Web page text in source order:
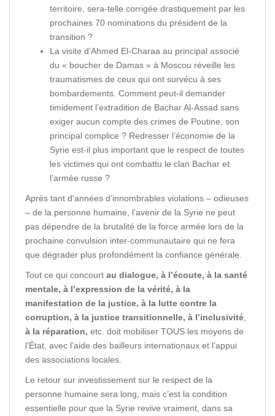
territoire, sera-telle corrigée drastiquement par les
prochaines 70 nominations du président de la
transition ?
La visite d’Ahmed El-Charaa au principal associé
du « boucher de Damas » à Moscou réveille les
traumatismes de ceux qui ont survécu à ses
bombardements. Comment peut-il demander
timidement l’extradition de Bachar Al-Assad sans
exiger aucun compte des crimes de Poutine, son
principal complice ? Redresser l’économie de la
Syrie est-il plus important que le respect de toutes
les victimes qui ont combattu le clan Bachar et
l’armée russe ?
Après tant d’années d’innombrables violations – odieuses
– de la personne humaine, l’avenir de la Syrie ne peut
pas dépendre de la brutalité de la force armée lors de la
prochaine convulsion inter-communautaire qui ne fera
que dégrader plus profondément la confiance générale.
Tout ce qui concourt au dialogue, à l’écoute, à la santé
mentale, à l’expression de la vérité, à la
manifestation de la justice, à la lutte contre la
corruption, à la justice transitionnelle, à l’inclusivité
à la réparation, etc. doit mobiliser TOUS les moyens de
l’État, avec l’aide des bailleurs internationaux et l’appui
des associations locales.
Le retour sur investissement sur le respect de la
personne humaine sera long, mais c’est la condition
essentielle pour que la Syrie revive vraiment, dans sa